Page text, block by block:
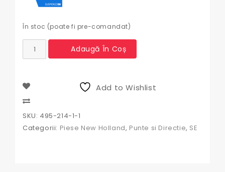
În stoc (poate fi pre-comandat)
Cantitate
Capat
New
Holland
Adaugă În Coș
Add to Wishlist
SKU: 495-214-1-1
Categorii: Piese New Holland, Punte si Directie, SE